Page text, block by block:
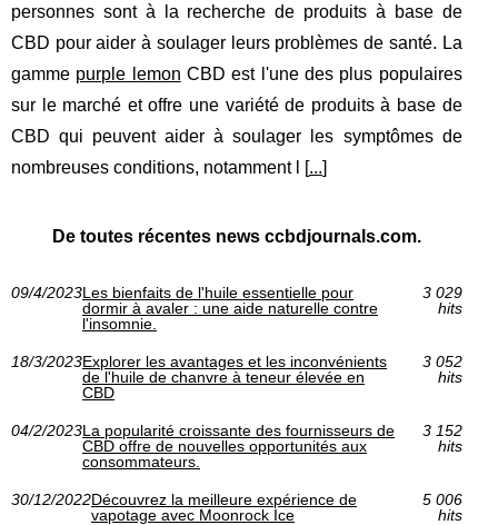
personnes sont à la recherche de produits à base de
CBD pour aider à soulager leurs problèmes de santé. La
gamme purple lemon CBD est l'une des plus populaires
sur le marché et offre une variété de produits à base de
CBD qui peuvent aider à soulager les symptômes de
nombreuses conditions, notamment l [...]
De toutes récentes news ccbdjournals.com.
09/4/2023Les bienfaits de l'huile essentielle pour
dormir à avaler : une aide naturelle contre
l'insomnie.
3 029
hits
18/3/2023Explorer les avantages et les inconvénients
de l'huile de chanvre à teneur élevée en
CBD
3 052
hits
04/2/2023La popularité croissante des fournisseurs de
CBD offre de nouvelles opportunités aux
consommateurs.
3 152
hits
30/12/2022Découvrez la meilleure expérience de
vapotage avec Moonrock Ice
5 006
hits